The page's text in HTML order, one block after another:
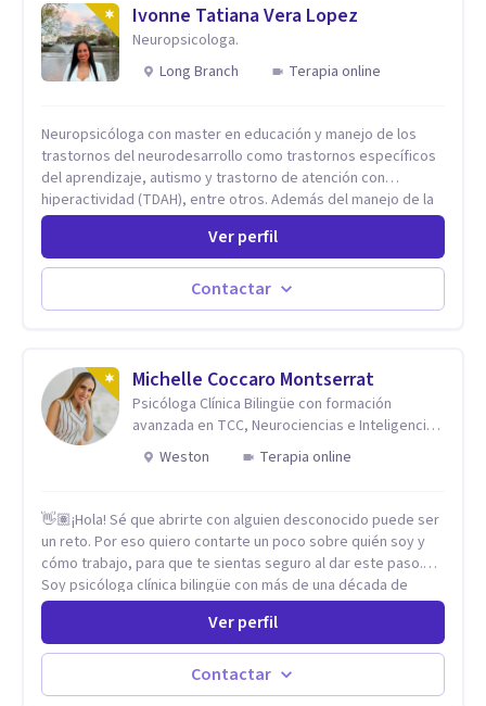
Ivonne Tatiana Vera Lopez
Neuropsicologa.
Long Branch
Terapia online
Neuropsicóloga con master en educación y manejo de los
trastornos del neurodesarrollo como trastornos específicos
del aprendizaje, autismo y trastorno de atención con
hiperactividad (TDAH), entre otros. Además del manejo de la
depresión, ansiedad y demás conflictos de la dimensión
tipo de terapia para mi lo más importante es el individuo,
trabajo no solo con mis pacientes sino con todo su entorno,
núcleo familiar, social, académico. El arte de conocernos, de
raíz llevándonos a crear nuevas conexiones cerebrales,
espirituales, emocionales y físicas. Cada proceso es
individual y cada situación por la que se consulta nunca será
un problema sino una oportunidad para volver a empezar
desde otro punto de partida.
Ver perfil
Contactar
Michelle Coccaro Montserrat
Psicóloga Clínica Bilingüe con formación
avanzada en TCC, Neurociencias e Inteligencia
Emocional.
Weston Terapia online
👋🏽¡Hola! Sé que abrirte con alguien desconocido puede ser
un reto. Por eso quiero contarte un poco sobre quién soy y
cómo trabajo, para que te sientas seguro al dar este paso.
Soy psicóloga clínica bilingüe con más de una década de
experiencia. He dictado conferencias, escrito artículos y
ejercido como profesora universitaria. Un dato curioso: he
vivido en varios países y conozco de primera mano lo que
significa ser migrante, adaptarse a los cambios y empezar de
nuevo.
Ver perfil
Contactar